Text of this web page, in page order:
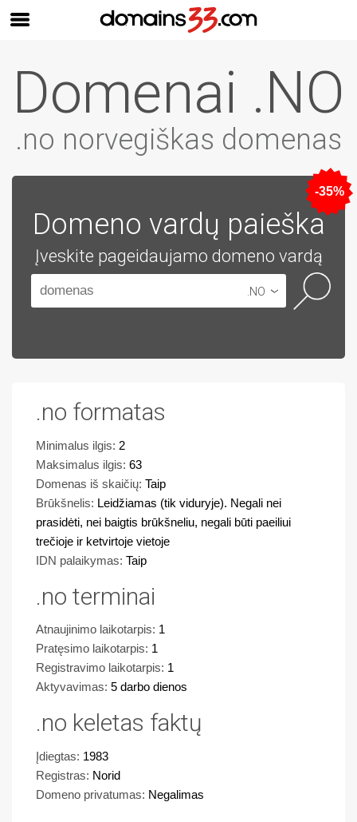
Domenai .NO
.no norvegiškas domenas
-35%
Domeno vardų paieška
Įveskite pageidaujamo domeno vardą
.NO
.no formatas
Minimalus ilgis: 2
Maksimalus ilgis: 63
Domenas iš skaičių: Taip
Brūkšnelis: Leidžiamas (tik viduryje). Negali nei
prasidėti, nei baigtis brūkšneliu, negali būti paeiliui
trečioje ir ketvirtoje vietoje
IDN palaikymas: Taip
.no terminai
Atnaujinimo laikotarpis: 1
Pratęsimo laikotarpis: 1
Registravimo laikotarpis: 1
Aktyvavimas: 5 darbo dienos
.no keletas faktų
Įdiegtas: 1983
Registras: Norid
Domeno privatumas: Negalimas